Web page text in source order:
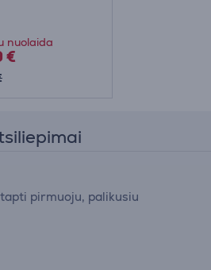
nuolaida
€
pirmuoju, palikusiu